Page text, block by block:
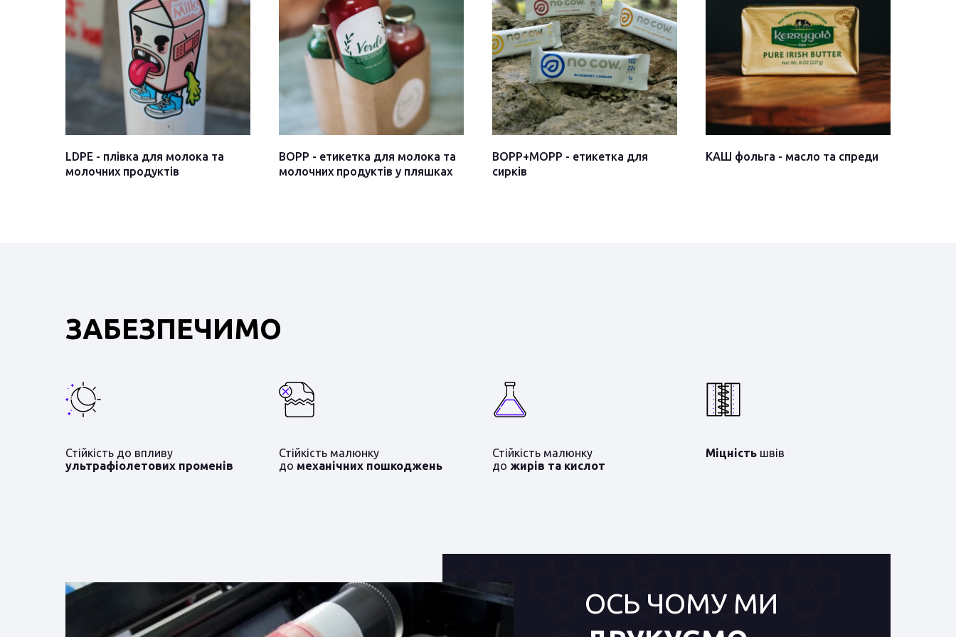
LDPE - плівка для молока та
молочних продуктів
BOPP - етикетка для молока та
молочних продуктів у пляшках
BOPP+MOPP - етикетка для
сирків
КАШ фольга - масло та спреди
ЗАБЕЗПЕЧИМО
Стійкість до впливу
ультрафіолетових променів
Стійкість малюнку
до механічних пошкоджень
Стійкість малюнку
до жирів та кислот
Міцність швів
ОСЬ ЧОМУ МИ